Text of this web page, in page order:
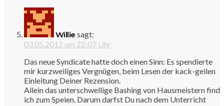
Willie sagt:
03.05.2012 um 22:07 Uhr
Das neue Syndicate hatte doch einen Sinn: Es spendierte
mir kurzweiliges Vergnügen, beim Lesen der kack-geilen
Einleitung Deiner Rezension.
Allein das unterschwellige Bashing von Hausmeistern find
ich zum Speien. Darum darfst Du nach dem Unterricht